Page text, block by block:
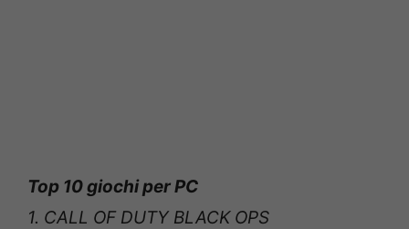
Top 10 giochi per PC
1. CALL OF DUTY BLACK OPS